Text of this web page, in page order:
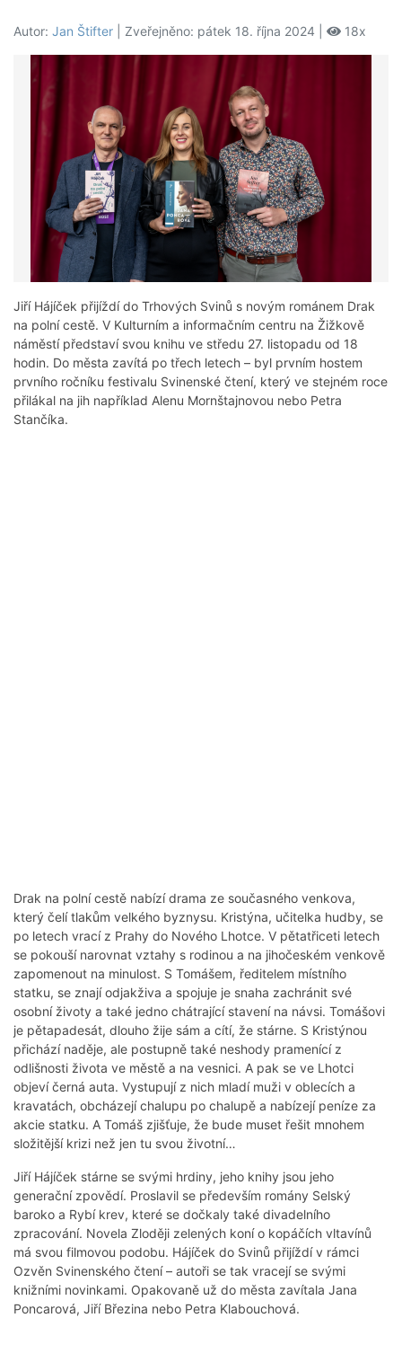
Autor: Jan Štifter | Zveřejněno: pátek 18. října 2024 | 18x
Jiří Hájíček přijíždí do Trhových Svinů s novým románem Drak
na polní cestě. V Kulturním a informačním centru na Žižkově
náměstí představí svou knihu ve středu 27. listopadu od 18
hodin. Do města zavítá po třech letech – byl prvním hostem
prvního ročníku festivalu Svinenské čtení, který ve stejném roce
přilákal na jih například Alenu Mornštajnovou nebo Petra
Stančíka.
Drak na polní cestě nabízí drama ze současného venkova,
který čelí tlakům velkého byznysu. Kristýna, učitelka hudby, se
po letech vrací z Prahy do Nového Lhotce. V pětatřiceti letech
se pokouší narovnat vztahy s rodinou a na jihočeském venkově
zapomenout na minulost. S Tomášem, ředitelem místního
statku, se znají odjakživa a spojuje je snaha zachránit své
osobní životy a také jedno chátrající stavení na návsi. Tomášovi
je pětapadesát, dlouho žije sám a cítí, že stárne. S Kristýnou
přichází naděje, ale postupně také neshody pramenící z
odlišnosti života ve městě a na vesnici. A pak se ve Lhotci
objeví černá auta. Vystupují z nich mladí muži v oblecích a
kravatách, obcházejí chalupu po chalupě a nabízejí peníze za
akcie statku. A Tomáš zjišťuje, že bude muset řešit mnohem
složitější krizi než jen tu svou životní…
Jiří Hájíček stárne se svými hrdiny, jeho knihy jsou jeho
generační zpovědí. Proslavil se především romány Selský
baroko a Rybí krev, které se dočkaly také divadelního
zpracování. Novela Zloději zelených koní o kopáčích vltavínů
má svou filmovou podobu. Hájíček do Svinů přijíždí v rámci
Ozvěn Svinenského čtení – autoři se tak vracejí se svými
knižními novinkami. Opakovaně už do města zavítala Jana
Poncarová, Jiří Březina nebo Petra Klabouchová.